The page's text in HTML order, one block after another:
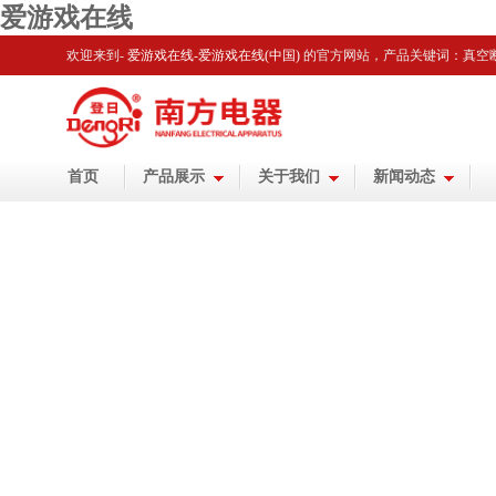
爱游戏在线
欢迎来到- 爱游戏在线-爱游戏在线(中国) 的官方网站 ，产品关键词：真
首页 产品展示 关于我们 新闻动态